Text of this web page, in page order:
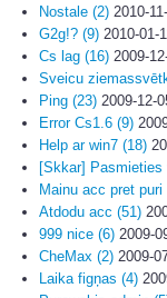
Nostale (2) 2010-
G2g!? (9) 2010-01-
Cs lag (16) 2009-
Sveicu
Ping (23) 2009-12-
Error Cs1.6 (9)
Help ar win7 (18)
[Skkar] Pasmieties
Mainu acc pret puri
Atdodu acc (51)
999 nice (6) 2009-
CheMax (2) 2009-
Laika figņas (4)